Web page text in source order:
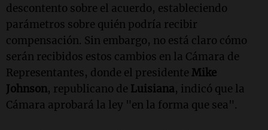
descontento sobre el acuerdo, estableciendo
parámetros sobre quién podría recibir
compensación. Sin embargo, no está claro cómo
serán recibidos estos cambios en la Cámara de
Representantes, donde el presidente Mike
Johnson, republicano de Luisiana, indicó que la
Cámara aprobará la ley "en la forma que sea".